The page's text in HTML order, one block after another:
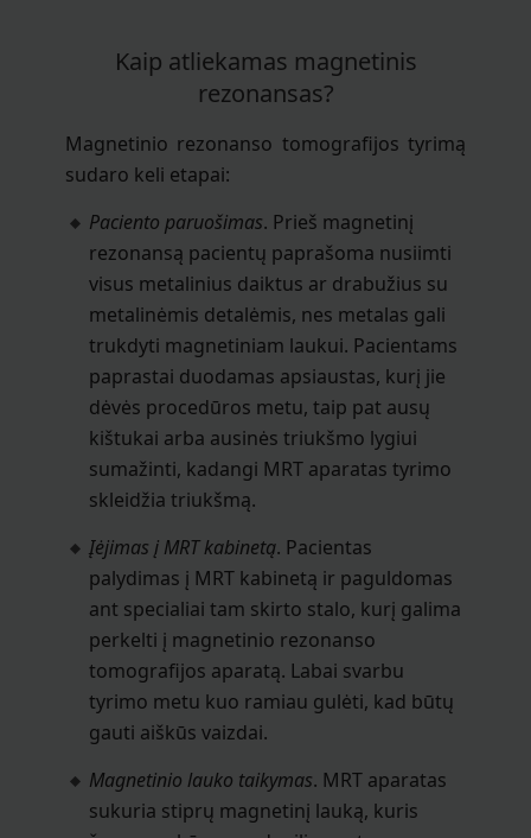
Kaip atliekamas magnetinis
rezonansas?
Magnetinio rezonanso tomografijos tyrimą
sudaro keli etapai:
Paciento paruošimas. Prieš magnetinį
rezonansą pacientų paprašoma nusiimti
visus metalinius daiktus ar drabužius su
metalinėmis detalėmis, nes metalas gali
trukdyti magnetiniam laukui. Pacientams
paprastai duodamas apsiaustas, kurį jie
dėvės procedūros metu, taip pat ausų
kištukai arba ausinės triukšmo lygiui
sumažinti, kadangi MRT aparatas tyrimo
skleidžia triukšmą.
Įėjimas į MRT kabinetą. Pacientas
palydimas į MRT kabinetą ir paguldomas
ant specialiai tam skirto stalo, kurį galima
perkelti į magnetinio rezonanso
tomografijos aparatą. Labai svarbu
tyrimo metu kuo ramiau gulėti, kad būtų
gauti aiškūs vaizdai.
Magnetinio lauko taikymas. MRT aparatas
sukuria stiprų magnetinį lauką, kuris